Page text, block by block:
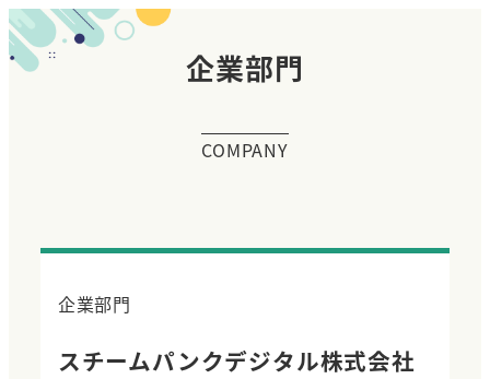
企業部門
COMPANY
企業部門
スチームパンクデジタル株式会社